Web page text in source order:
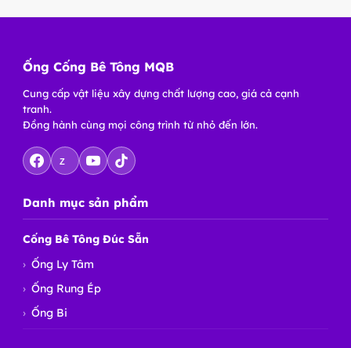
Ống Cống Bê Tông MQB
Cung cấp vật liệu xây dựng chất lượng cao, giá cả cạnh
tranh.
Đồng hành cùng mọi công trình từ nhỏ đến lớn.
Z
Danh mục sản phẩm
Cống Bê Tông Đúc Sẵn
Ống Ly Tâm
Ống Rung Ép
Ống Bi